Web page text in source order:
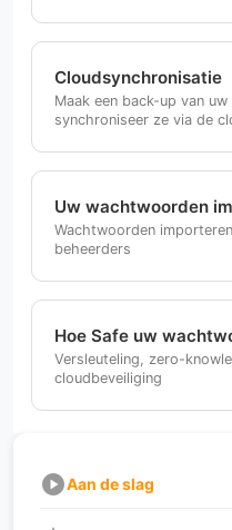
play_circleAan de slag
Cloudsynchronisatie
Maak een back-up van
synchroniseer ze via de
Uw wachtwoorden
Wachtwoorden
beheerders
Hoe Safe uw
Versleuteling, zero-
cloudbeveiliging